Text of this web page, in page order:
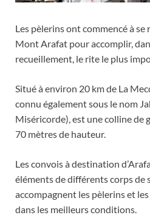
Les pèlerins ont commencé à se
Mont Arafat pour accomplir,
recueillement, le rite le plus
Situé à environ 20 km de La
connu également sous le nom
Miséricorde), est une colline de
70 mètres de hauteur.
Les convois à destination
éléments de différents corps de
accompagnent les pèlerins et
dans les meilleurs conditions.